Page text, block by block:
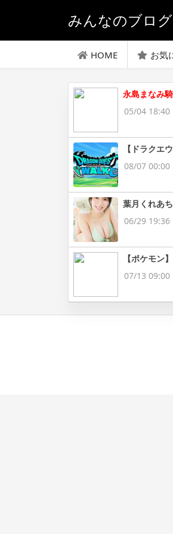
みんなのブロ
HOME お気
永島まなみ
05/04 18:40
【ドラクエ
08/07 00:00
葉月くれあ
06/29 19:36
【ポケモン
07/13 09:00